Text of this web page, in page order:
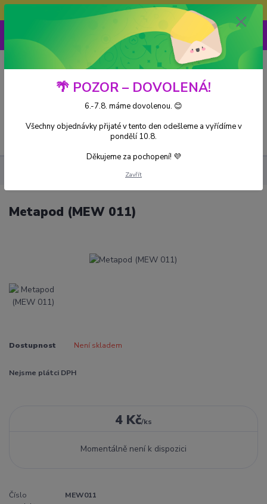
Doprava ZDARMA při nákupu nad 3000Kč
Menu
0 Kč
Metapod (MEW 011)
Metapod (MEW 011)
Dostupnost Není skladem
Nejsme plátci DPH
4 Kč/ks
Momentálně není k dispozici
Číslo
MEW011
🌴 POZOR – DOVOLENÁ!
6.-7.8. máme dovolenou. 😊
Všechny objednávky přijaté v tento den odešleme a vyřídíme v
pondělí 10.8.
Děkujeme za pochopení! 💜
Zavřít